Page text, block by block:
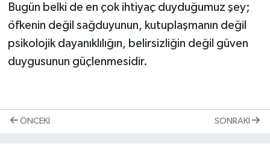
Bugün belki de en çok ihtiyaç duyduğumuz şey;
öfkenin değil sağduyunun, kutuplaşmanın değil
psikolojik dayanıklılığın, belirsizliğin değil güven
duygusunun güçlenmesidir.
ÖNCEKI SONRAKI